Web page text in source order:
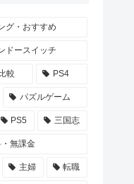
グ・おすすめ
ドースイッチ
比較 PS4
パズルゲーム
PS5 三国志
無課金
主婦 転職